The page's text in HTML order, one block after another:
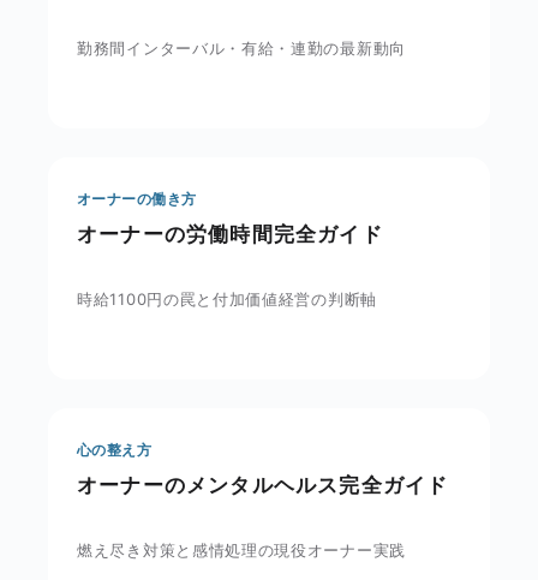
勤務間インターバル・有給・連勤の最新動向
オーナーの働き方
オーナーの労働時間完全ガイド
時給1100円の罠と付加価値経営の判断軸
心の整え方
オーナーのメンタルヘルス完全ガイド
燃え尽き対策と感情処理の現役オーナー実践